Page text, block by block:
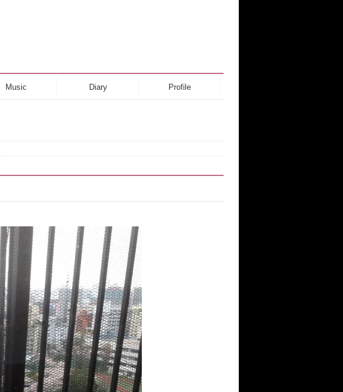
Music Diary Profile